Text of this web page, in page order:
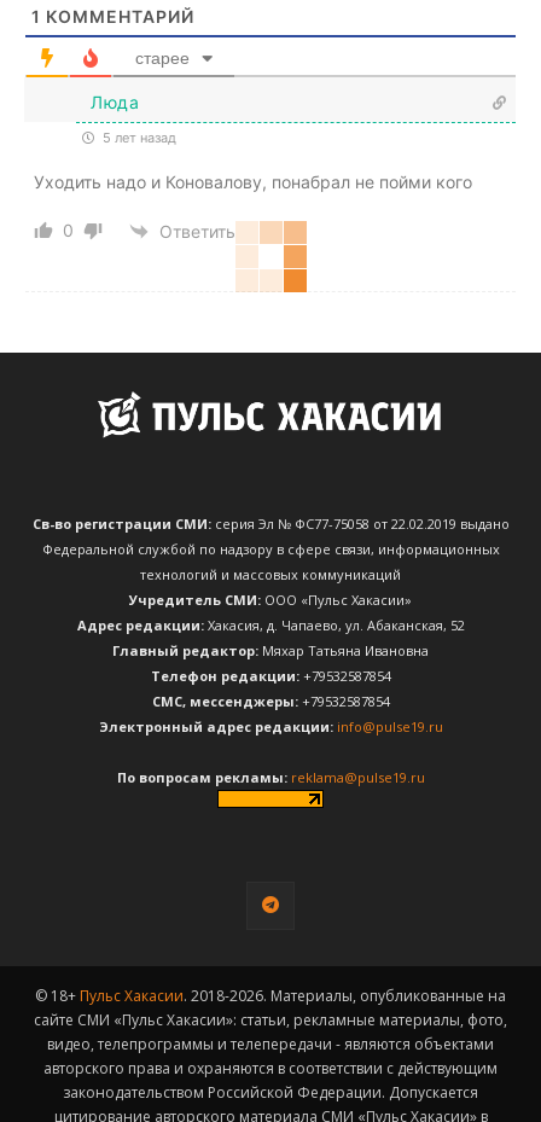
1 КОММЕНТАРИЙ
старее
Люда
5 лет назад
Уходить надо и Коновалову, понабрал не пойми кого
0 Ответить
Св-во регистрации СМИ:серия Эл № ФС77-75058 от 22.02.2019 выдано
Федеральной службой по надзору в сфере связи, информационных
технологий и массовых коммуникаций
Учредитель СМИ: ООО «Пульс Хакасии»
Адрес редакции:Хакасия, д. Чапаево, ул. Абаканская, 52
Главный редактор: Мяхар Татьяна Ивановна
Телефон редакции:+79532587854
CМС, мессенджеры:+79532587854
Электронный адрес редакции: info@pulse19.ru
По вопросам рекламы: reklama@pulse19.ru
© 18+ Пульс Хакасии. 2018-2026. Материалы, опубликованные на
сайте СМИ «Пульс Хакасии»: статьи, рекламные материалы, фото,
видео, телепрограммы и телепередачи - являются объектами
авторского права и охраняются в соответствии с действующим
законодательством Российской Федерации. Допускается
цитирование авторского материала СМИ «Пульс Хакасии» в